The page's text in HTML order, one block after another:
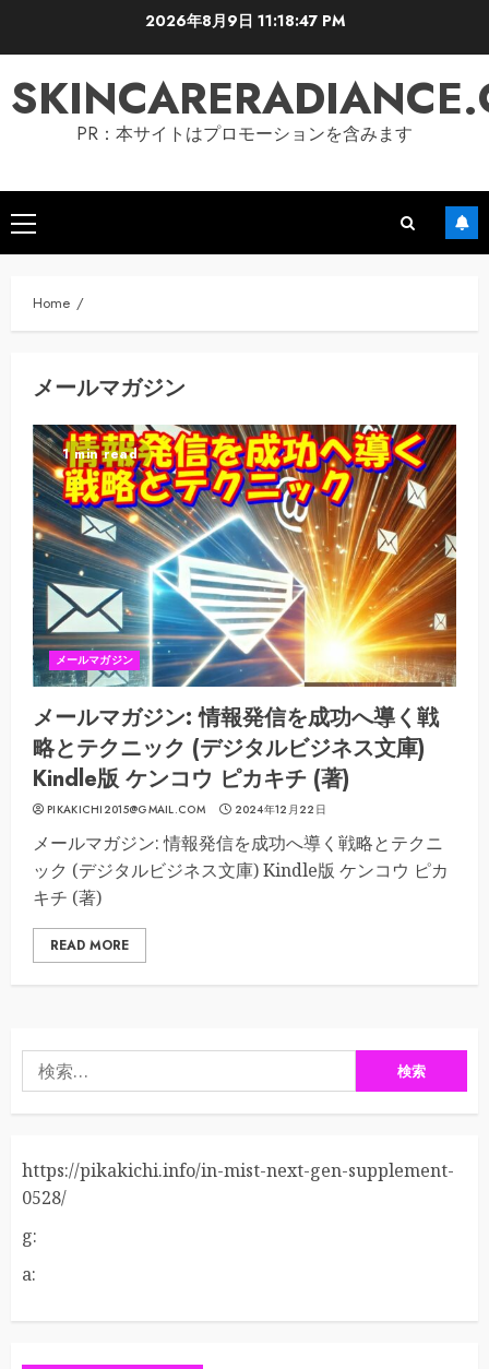
2026年8月9日 11:18:47 PM
PR：本サイトはプロモーションを含みます
Primary
Menu
Home
メールマガジン
1 min read
メールマガジン
メールマガジン: 情報発信を成功へ導く戦
略とテクニック (デジタルビジネス文庫)
Kindle版 ケンコウ ピカキチ (著)
PIKAKICHI2015@GMAIL.COM 2024年12月22日
メールマガジン: 情報発信を成功へ導く戦略とテクニ
ック (デジタルビジネス文庫) Kindle版 ケンコウ ピカ
キチ (著)
READ MORE
索:
https://pikakichi.info/in-mist-next-gen-supplement-
0528/
g:
a: